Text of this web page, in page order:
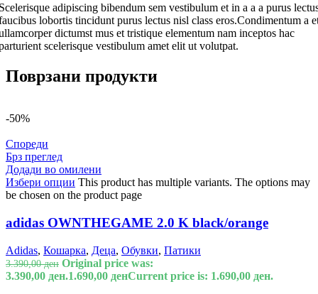
adipiscing bibendum sem vestibulum et in a a a purus
lobortis tincidunt purus lectus nisl class eros.Condimentum a
dictumst mus et tristique elementum nam inceptos hac
scelerisque vestibulum amet elit ut volutpat.
Поврзани продукти
-50%
Спореди
Брз преглед
Додади во омилени
Избери опции This product has multiple variants. The options may
be chosen on the product page
adidas OWNTHEGAME 2.0 K black/orange
Adidas, Кошарка, Деца, Обувки, Патики
3.390,00ден Original price was:
3.390,00 ден.1.690,00 денCurrent price is: 1.690,00 ден.